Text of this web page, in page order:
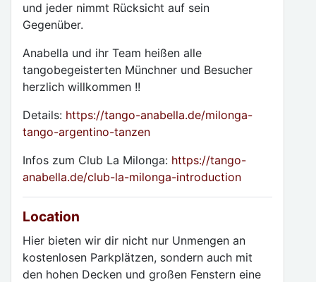
und jeder nimmt Rücksicht auf sein
Gegenüber.
Anabella und ihr Team heißen alle
tangobegeisterten Münchner und Besucher
herzlich willkommen !!
Details: https://tango-anabella.de/milonga-
tango-argentino-tanzen
Infos zum Club La Milonga: https://tango-
anabella.de/club-la-milonga-introduction
Location
Hier bieten wir dir nicht nur Unmengen an
kostenlosen Parkplätzen, sondern auch mit
den hohen Decken und großen Fenstern eine